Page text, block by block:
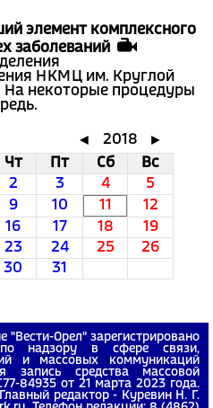
элемент комплексного
заболеваний
НКМЦ им. Круглой
На некоторые процедуры
◄ 2018
►
Чт Пт Сб
Вс
2 3 4
5
9 10 11
12
16 17 18
19
23 24 25
26
30 31
"Вести-Орел" зарегистрировано
надзору в сфере связи,
и массовых коммуникаций
запись средства массовой
84935 от 21 марта 2023 года.
редактор - Куревин Н. Г.